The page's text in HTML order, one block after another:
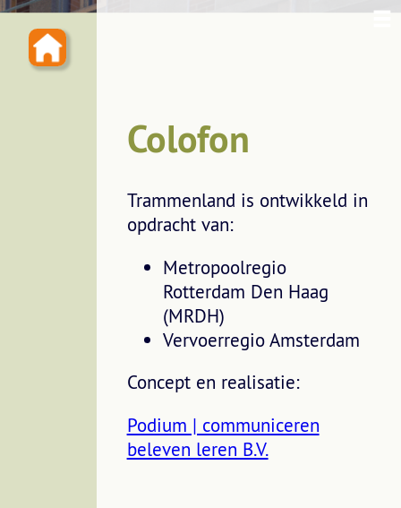
Colofon
Trammenland is ontwikkeld in
opdracht van:
Metropoolregio
Rotterdam Den Haag
(MRDH)
Vervoerregio Amsterdam
Concept en realisatie:
Podium | communiceren
beleven leren B.V.